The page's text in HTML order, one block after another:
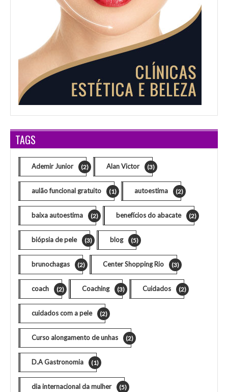
TAGS
Ademir Junior (2) Alan Victor (3)
aulão funcional gratuito (1) autoestima (2)
baixa autoestima (2) benefícios do abacate (2)
biópsia de pele (3) blog (5)
brunochagas (2) Center Shopping Rio (3)
coach (2) Coaching (3) Cuidados (2)
cuidados com a pele (2)
Curso alongamento de unhas (2)
D.A Gastronomia (1)
dia internacional da mulher (5)